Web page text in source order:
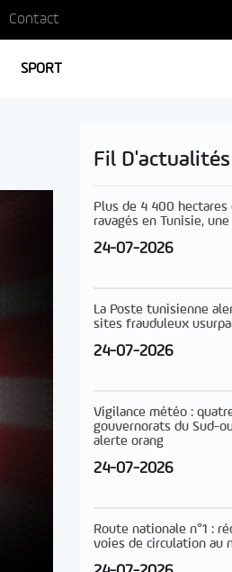
Contact
SPORT
Fil D'actualités
Plus de 4 400
ravagés en Tunisie, une
24-07-2026
La Poste tunisienne
sites frauduleux
24-07-2026
Vigilance météo :
gouvernorats du Sud-
alerte orang
24-07-2026
Route nationale n°1 :
voies de circulation au